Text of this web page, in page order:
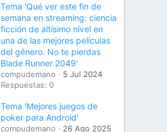
Tema 'Qué ver este fin de
semana en streaming: ciencia
ficción de altísimo nivel en
una de las mejores películas
del género. No te pierdas
Blade Runner 2049'
compudemano
5 Jul 2024
Respuestas: 0
Tema 'Mejores juegos de
poker para Android'
compudemano
26 Ago 2025